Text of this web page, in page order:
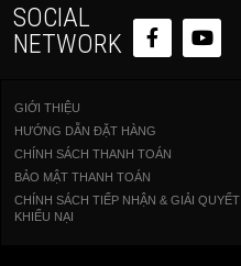
SOCIAL
NETWORK
GIỚI THIỆU
HƯỚNG DẪN ĐẶT HÀNG
CHÍNH SÁCH THANH TOÁN
BẢO MẬT THANH TOÁN
CHÍNH SÁCH TIẾP NHẬN & GIẢI QUYẾT
KHIẾU NẠI